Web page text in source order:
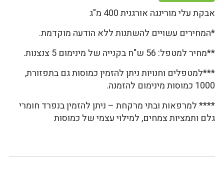
אבקת עלי מורינגה אורגנית 400 מ"ג
*המחירים עשויים להשתנות ללא הודעה מוקדמת.
**מחיר למטפל: 56 ש"ח בקנייה של מינימום 5 צנצנות.
***למטפלים וחנויות ניתן להזמין כמוסות גם בתפזורת,
1000 כמוסות מינימום להזמנה.
**** למרפאות ובתי מרקחת – ניתן להזמין בנפרד חומרי
גלם ותמציות צמחים, למילוי עצמי של כמוסות